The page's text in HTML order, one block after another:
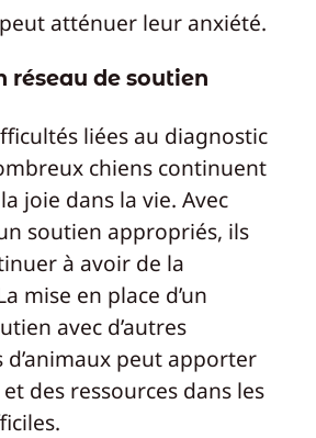
atténuer leur anxiété.
réseau de soutien
liées au diagnostic
chiens continuent
joie dans la vie. Avec
soutien appropriés, ils
à avoir de la
mise en place d’un
avec d’autres
peut apporter
des ressources dans les